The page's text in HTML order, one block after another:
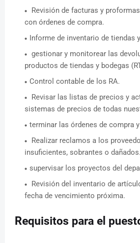
Revisión de facturas y
con órdenes de compra.
Informe de inventario de tiendas
gestionar y monitorear las
productos de tiendas y bodegas
Control contable de los RA.
Revisar las listas de precios y
sistemas de precios de todas
terminar las órdenes de compra
Realizar reclamos a los
insuficientes, sobrantes o dañados.
supervisar los proyectos del
Revisión del inventario de
fecha de vencimiento próxima.
Requisitos para el